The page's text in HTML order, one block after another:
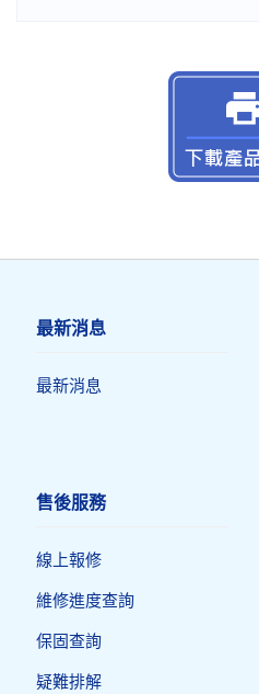
最新消息
最新消息
售後服務
線上報修
維修進度查詢
保固查詢
疑難排解